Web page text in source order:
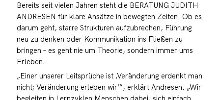
Bereits seit vielen Jahren steht die BERATUNG JUDITH
ANDRESEN für klare Ansätze in bewegten Zeiten. Ob es
darum geht, starre Strukturen aufzubrechen, Führung
neu zu denken oder Kommunikation ins Fließen zu
bringen – es geht nie um Theorie, sondern immer ums
Erleben.
„Einer unserer Leitsprüche ist ‚Veränderung erdenkt man
nicht; Veränderung erleben wir’”, erklärt Andresen. „Wir